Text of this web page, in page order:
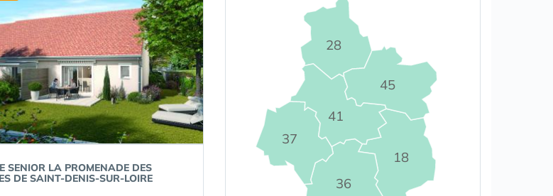
SENIOR LA PROMENADE DES
DE SAINT-DENIS-SUR-LOIRE
18
28
36
37
41
45